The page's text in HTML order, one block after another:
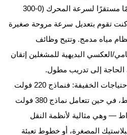
ويضمن وضع التحكم V/F تنظيمًا مستقرًا لسرعة المحرك (0-300
كنت تقوم بتعديل سرعة مروحة صغيرة
مياه مدمج. وتتيح وظائف
العكسي البديهية للمشغلين إتقان
الحاجة إلى تدريب مطول.
تُصمم خيارات الطاقة لتلبية الاحتياجات الخفيفة: فنماذج 220 فولت
تغطي من 0.75 إلى 2.2 كيلوواط، في حين تتعامل نماذج 380 فولت
0.75 إلى 4 كيلوواط — وهي مثالية لأنظمة النقل
المصغرة، أو خطوط تعبئة